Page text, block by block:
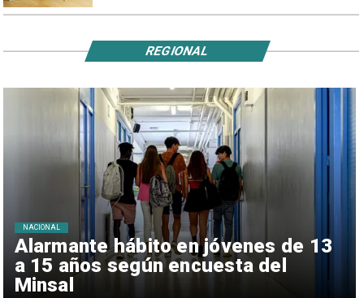
Alarmante hábito en jóvenes de 13
a 15 años según encuesta del
Minsal
NACIONAL
REGIONAL